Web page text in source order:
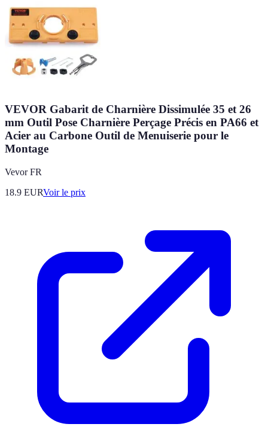
VEVOR Gabarit de Charnière Dissimulée 35 et 26
mm Outil Pose Charnière Perçage Précis en PA66 et
Acier au Carbone Outil de Menuiserie pour le
Montage
Vevor FR
18.9 EURVoir le prix